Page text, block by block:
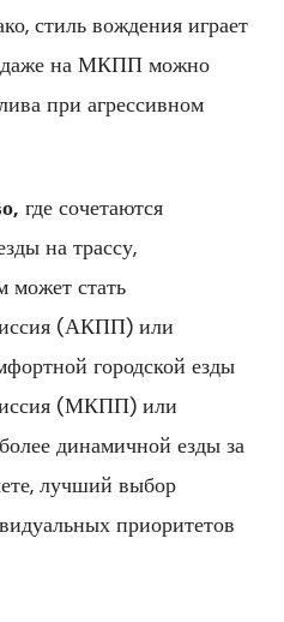
стиль вождения играет
даже на МКПП можно
при агрессивном
где сочетаются
на трассу‚
стать
(АКПП) или
городской езды
(МКПП) или
динамичной езды за
лучший выбор
приоритетов